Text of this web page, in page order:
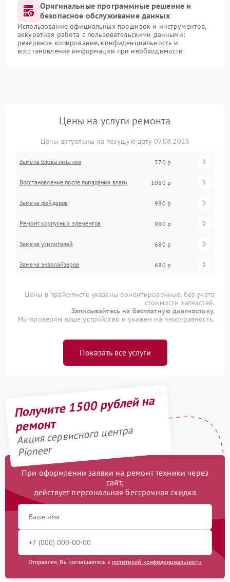
Оригинальные программные решение и
безопасное обслуживание данных
Использование официальных прошивок и инструментов,
аккуратная работа с пользовательскими данными:
резервное копирование, конфиденциальность и
восстановление информации при необходимости
Цены на услуги ремонта
Цены актуальны на текущую дату 07.08.2026
Замена блока питания 570 р
Восстановление после попадания влаги 1080 р
Замена фейдеров 980 р
Ремонт корпусных элементов 980 р
Замена усилителей 680 р
Замена эквалайзеров 680 р
Цены в прайс-листе указаны ориентировочные, без учета
стоимости запчастей.
Записывайтесь на бесплатную диагностику.
Мы проверим ваше устройство и укажем на неисправность.
Показать все услуги
Получите 1500 рублей на
ремонт
Акция сервисного центра
Pioneer
При оформлении заявки на ремонт техники через
сайт,
действует персональная бессрочная скидка
Отправляя, Вы соглашаетесь с политикой конфиденциальности